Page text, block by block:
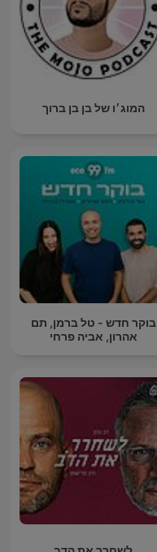
המוג׳ו של בן בן ברוך
בוקר חדש - טל ברמן, תם
אהרון, אביה פרחי